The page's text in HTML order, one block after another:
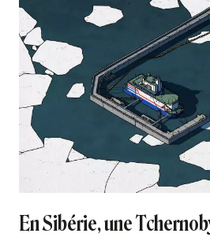
En Sibérie, une